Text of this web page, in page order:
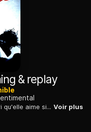
& replay
Une épouse est partagée entre un mari qu'elle aime sincèrement et une jeune femme pour qui elle éprouve une terrible et irrésistible passion. Voir plus